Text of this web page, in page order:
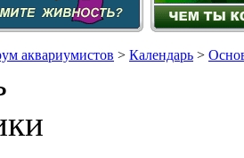
аквариумистов > Календарь >